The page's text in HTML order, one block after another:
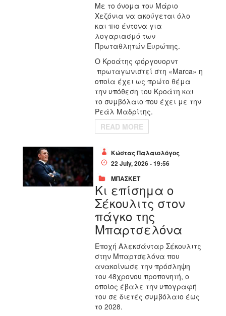
Με το όνομα του Μάριο
Χεζόνια να ακούγεται όλο
και πιο έντονα για
λογαριασμό των
Πρωταθλητών Ευρώπης.
Ο Κροάτης φόργουορντ
πρωταγωνιστεί στη «Marca» η
οποία έχει ως πρώτο θέμα
την υπόθεση του Κροάτη και
το συμβόλαιο που έχει με την
Ρεάλ Μαδρίτης.
READ MORE
Κώστας Παλαιολόγος
22 July, 2026 - 19:56
ΜΠΑΣΚΕΤ
Κι επίσημα ο
Σέκουλιτς στον
πάγκο της
Μπαρτσελόνα
Εποχή Αλεκσάνταρ Σέκουλιτς
στην Μπαρτσελόνα που
ανακοίνωσε την πρόσληψη
του 48χρονου προπονητή, ο
οποίος έβαλε την υπογραφή
του σε διετές συμβόλαιο έως
το 2028.